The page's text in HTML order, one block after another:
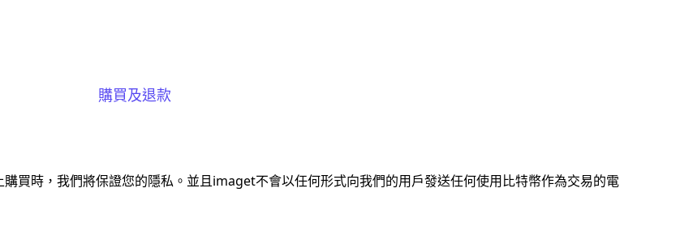
購買及退款
買時，我們將保證您的隱私。並且imaget不會以任何形式向我們的用戶發送任何使用比特幣作為交易的電